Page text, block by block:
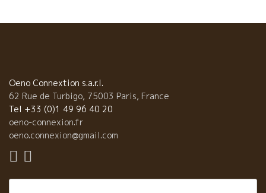
Oeno Connextion s.a.r.l.
62 Rue de Turbigo, 75003 Paris, France
Tel +33 (0)1 49 96 40 20
oeno-connexion.fr
oeno.connexion@gmail.com